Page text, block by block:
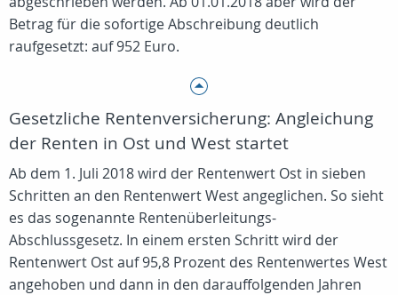
Betrag für die sofortige Abschreibung deutlich
raufgesetzt: auf 952 Euro.
Gesetzliche Rentenversicherung: Angleichung
der Renten in Ost und West startet
Ab dem 1. Juli 2018 wird der Rentenwert Ost in sieben
Schritten an den Rentenwert West angeglichen. So sieht
es das sogenannte Rentenüberleitungs-
Abschlussgesetz. In einem ersten Schritt wird der
Rentenwert Ost auf 95,8 Prozent des Rentenwertes West
angehoben und dann in den darauffolgenden Jahren